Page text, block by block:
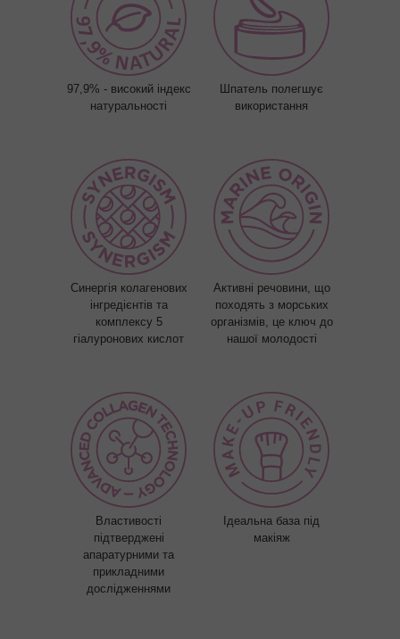
97,9% - високий індекс
натуральності
Шпатель полегшує
використання
Синергія колагенових
інгредієнтів та
комплексу 5
гіалуронових кислот
Активні речовини, що
походять з морських
організмів, це ключ до
нашої молодості
Властивості
підтверджені
апаратурними та
прикладними
дослідженнями
Ідеальна база під
макіяж